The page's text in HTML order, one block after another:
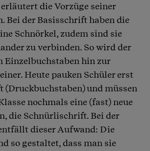
die Vorzüge seiner
Bei der Basisschrift haben die
Schnörkel, zudem sind sie
zu verbinden. So wird der
Einzelbuchstaben hin zur
Heute pauken Schüler erst
(Druckbuchstaben) und müssen
nochmals eine (fast) neue
die Schnürlischrift. Bei der
dieser Aufwand: Die
so gestaltet, dass man sie